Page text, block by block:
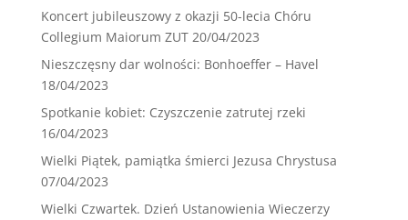
Koncert jubileuszowy z okazji 50-lecia Chóru
Collegium Maiorum ZUT 20/04/2023
Nieszczęsny dar wolności: Bonhoeffer – Havel
18/04/2023
Spotkanie kobiet: Czyszczenie zatrutej rzeki
16/04/2023
Wielki Piątek, pamiątka śmierci Jezusa Chrystusa
07/04/2023
Wielki Czwartek. Dzień Ustanowienia Wieczerzy